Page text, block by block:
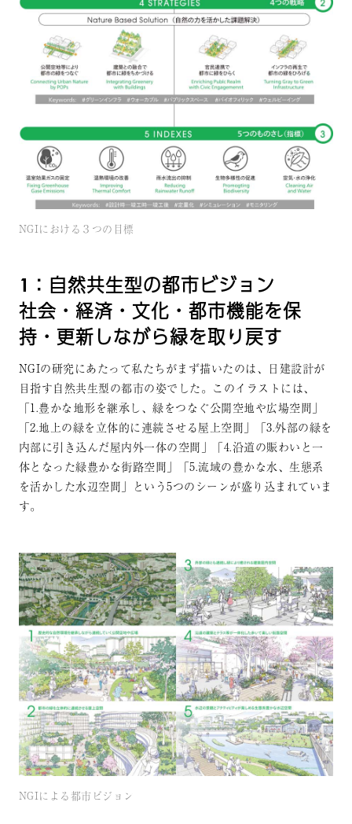
NGIにおける３つの目標
1：自然共生型の都市ビジョン
社会・経済・文化・都市機能を保
持・更新しながら緑を取り戻す
NGIの研究にあたって私たちがまず描いたのは、日建設計が
目指す自然共生型の都市の姿でした。このイラストには、
「1.豊かな地形を継承し、緑をつなぐ公開空地や広場空間」
「2.地上の緑を立体的に連続させる屋上空間」「3.外部の緑を
内部に引き込んだ屋内外一体の空間」「4.沿道の賑わいと一
体となった緑豊かな街路空間」「5.流域の豊かな水、生態系
を活かした水辺空間」という5つのシーンが盛り込まれていま
す。
NGIによる都市ビジョン